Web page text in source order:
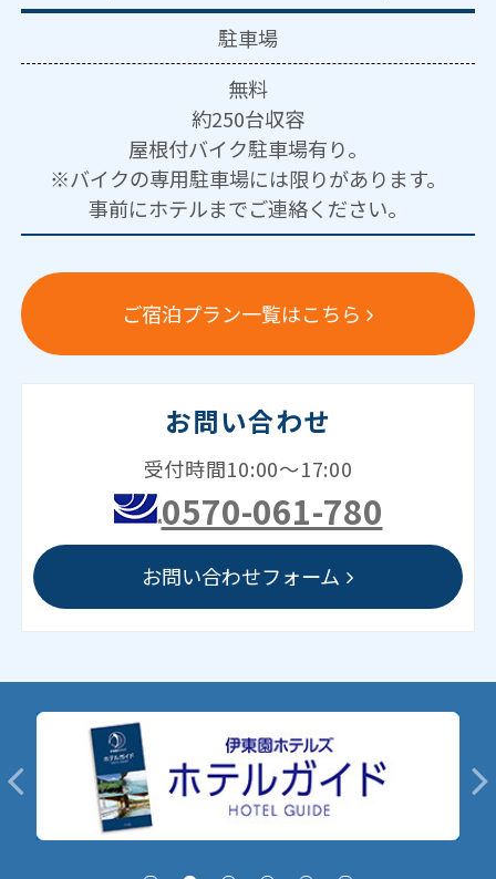
駐車場
無料
約250台収容
屋根付バイク駐車場有り。
※バイクの専用駐車場には限りがあります。
事前にホテルまでご連絡ください。
ご宿泊プラン一覧はこちら
お問い合わせ
受付時間10:00～17:00
0570-061-780
お問い合わせフォーム